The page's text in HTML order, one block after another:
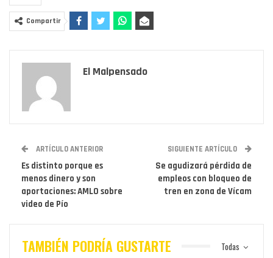
Compartir
El Malpensado
ARTÍCULO ANTERIOR
Es distinto porque es
menos dinero y son
aportaciones: AMLO sobre
video de Pío
SIGUIENTE ARTÍCULO
Se agudizará pérdida de
empleos con bloqueo de
tren en zona de Vícam
Todas
TAMBIÉN PODRÍA GUSTARTE